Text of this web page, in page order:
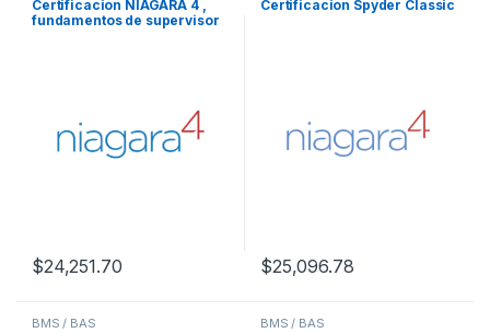
Certificacion NIAGARA 4 ,
fundamentos de supervisor
$24,251.70
Certificacion Spyder Classic
$25,096.78
BMS / BAS BMS / BAS